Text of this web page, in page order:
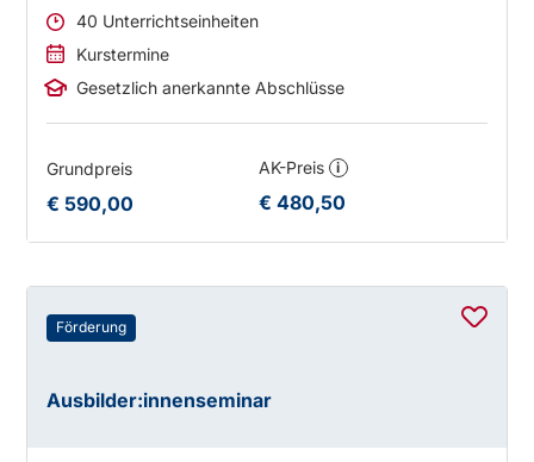
40 Unterrichtseinheiten
Kurstermine
Gesetzlich anerkannte Abschlüsse
Grundpreis
€ 590,00
AK-Preis i
€ 480,50
Förderung
Ausbilder:innenseminar